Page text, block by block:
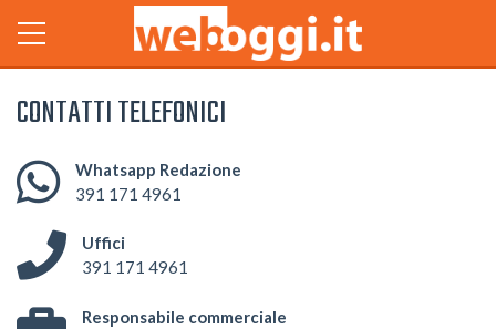
CONTATTI TELEFONICI
Whatsapp Redazione
391 171 4961
Uffici
391 171 4961
Responsabile commerciale